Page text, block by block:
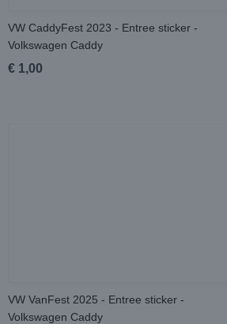
VW CaddyFest 2023 - Entree sticker -
Volkswagen Caddy
€ 1,00
VW VanFest 2025 - Entree sticker -
Volkswagen Caddy